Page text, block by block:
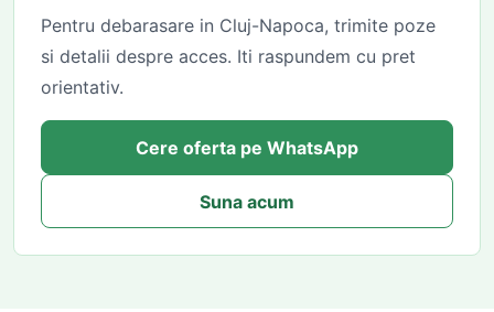
Pentru debarasare in Cluj-Napoca, trimite poze
si detalii despre acces. Iti raspundem cu pret
orientativ.
Cere oferta pe WhatsApp
Suna acum